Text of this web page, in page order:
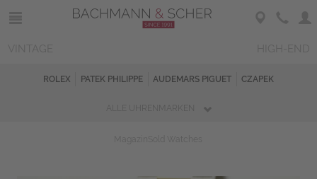
ROLEX PATEK PHILIPPE AUDEMARS PIGUET CZAPEK